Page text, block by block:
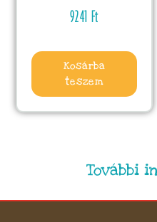
9241 Ft
Kosárba
teszem
További